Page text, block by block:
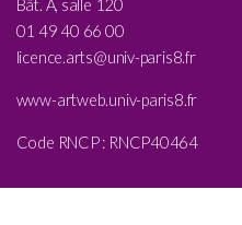
Bât. A, salle 120
01 49 40 66 00
licence.arts@univ-paris8.fr
www-artweb.univ-paris8.fr
Code RNCP : RNCP40464